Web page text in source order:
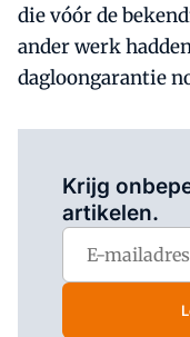
die vóór de
ander werk
dagloongarantie
Krijg
artikelen.